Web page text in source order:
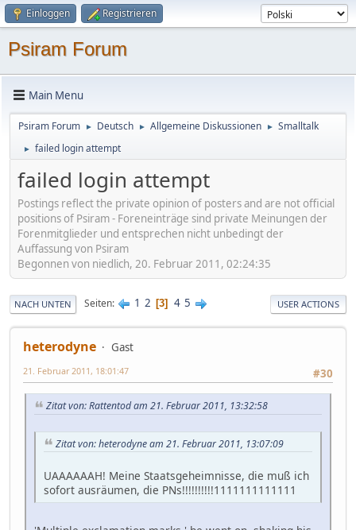
Einloggen Registrieren
Psiram Forum
Main Menu
Psiram Forum ► Deutsch ► Allgemeine Diskussionen ► Smalltalk
► failed login attempt
failed login attempt
Postings reflect the private opinion of posters and are not official
positions of Psiram - Foreneinträge sind private Meinungen der
Forenmitglieder und entsprechen nicht unbedingt der
Auffassung von Psiram
Begonnen von niedlich, 20. Februar 2011, 02:24:35
NACH UNTEN Seiten 1 2 3 4 5 USER ACTIONS
heterodyne
Gast
#30
21. Februar 2011, 18:01:47
Zitat von: Rattentod am 21. Februar 2011, 13:32:58
Zitat von: heterodyne am 21. Februar 2011, 13:07:09
UAAAAAAH! Meine Staatsgeheimnisse, die muß ich
sofort ausräumen, die PNs!!!!!!!!!!1111111111111